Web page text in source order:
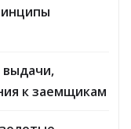
выдачи,
к заемщикам